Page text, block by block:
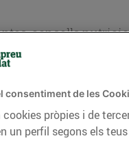
consells
CONSELLS I HÀBITS
consentiment de les
pròpies i de
un perfil segons els